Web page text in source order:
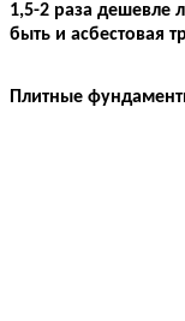
1,5-2 раза дешевле
быть и асбестовая
Плитные